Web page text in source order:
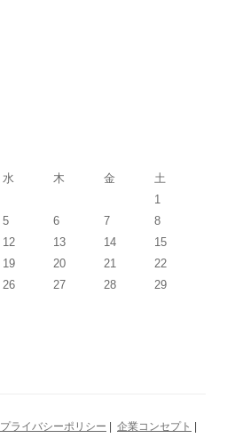
水 木 金
土
1
5 6 7
8
12 13 14
15
19 20 21
22
26 27 28
29
プライバシーポリシー 企業コンセプト